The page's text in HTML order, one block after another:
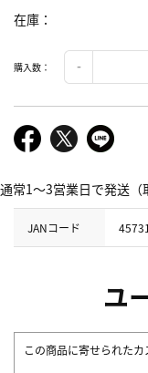
在庫
購入数：
通常1～3営業日で発送（
JANコード
ユ
この商品に寄せられたカ